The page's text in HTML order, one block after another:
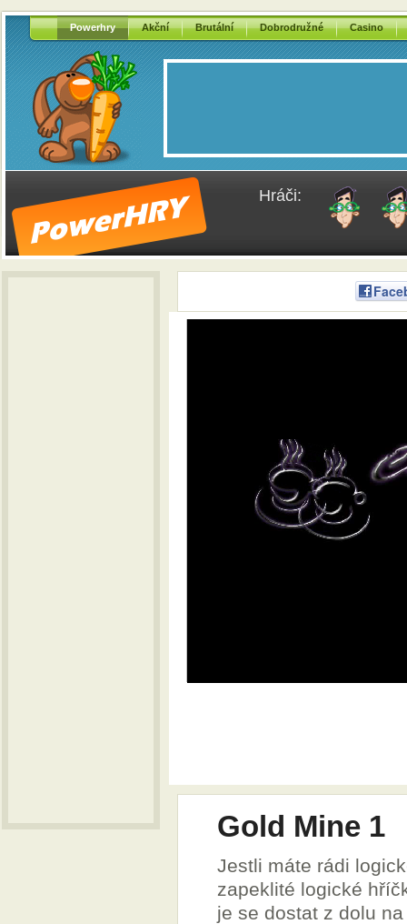
Powerhry Akční Brutální Dobrodružné Casino
Hráči:
Gold Mine 1
Jestli máte rádi
zapeklité logické
je se dostat z dolu